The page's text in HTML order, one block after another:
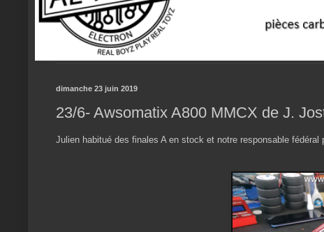
dimanche 23 juin 2019
23/6- Awsomatix A800 MMCX de J.
Julien habitué des finales A en stock et notre responsable fédéral